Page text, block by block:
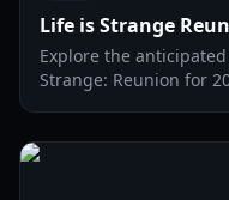
Life is Strange
Explore the
Strange: Reunion for